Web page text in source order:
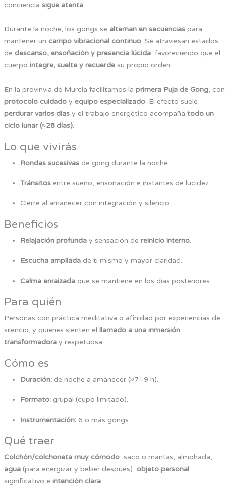
conciencia sigue atenta.
Durante la noche, los gongs se alternan en secuencias para
mantener un campo vibracional continuo. Se atraviesan estados
de descanso, ensoñación y presencia lúcida, favoreciendo que el
cuerpo integre, suelte y recuerde su propio orden.
En la provinvia de Murcia facilitamos la primera Puja de Gong, con
protocolo cuidado y equipo especializado. El efecto suele
perdurar varios días y el trabajo energético acompaña todo un
ciclo lunar (≈28 días).
Lo que vivirás
Rondas sucesivas de gong durante la noche.
Tránsitos entre sueño, ensoñación e instantes de lucidez.
Cierre al amanecer con integración y silencio.
Beneficios
Relajación profunda y sensación de reinicio interno.
Escucha ampliada de ti mismo y mayor claridad.
Calma enraizada que se mantiene en los días posteriores.
Para quién
Personas con práctica meditativa o afinidad por experiencias de
silencio; y quienes sienten el llamado a una inmersión
transformadora y respetuosa.
Cómo es
Duración: de noche a amanecer (≈7–9 h).
Formato: grupal (cupo limitado).
Instrumentación: 6 o más gongs
Qué traer
Colchón/colchoneta muy cómodo, saco o mantas, almohada,
agua (para energizar y beber después), objeto personal
significativo e intención clara.